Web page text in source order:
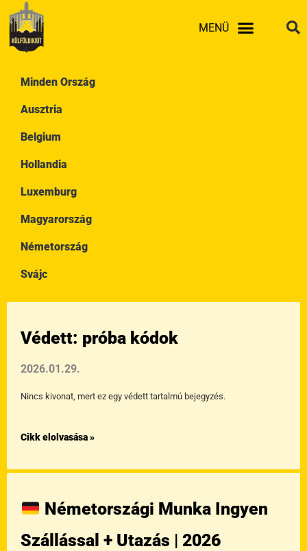
Skip
to
MENÜ
Minden Ország
Ausztria
Belgium
Hollandia
Luxemburg
Magyarország
Németország
Svájc
Védett: próba kódok
2026.01.29.
Nincs kivonat, mert ez egy védett tartalmú bejegyzés.
Cikk elolvasása »
Németországi Munka Ingyen
Szállással + Utazás | 2026